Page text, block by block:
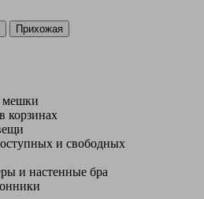
мешки
корзинах
и свободных
и настенные бра